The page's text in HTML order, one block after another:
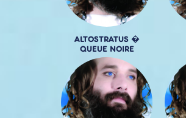
ALTOSTRATUS �
QUEUE NOIRE